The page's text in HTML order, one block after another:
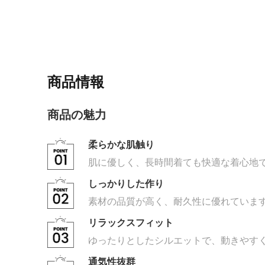
商品情報
商品の魅力
柔らかな肌触り
肌に優しく、長時間着ても快適な着心地
しっかりした作り
素材の品質が高く、耐久性に優れています
リラックスフィット
ゆったりとしたシルエットで、動きやす
通気性抜群